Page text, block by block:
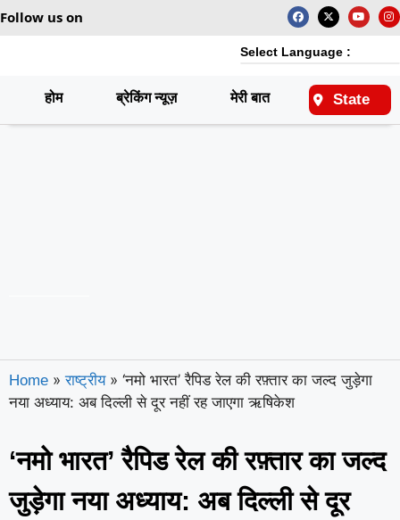
Follow us on
Select Language :
होम ब्रेकिंग न्यूज़ मेरी बात राष्ट्रीय
State
Home » राष्ट्रीय » ‘नमो भारत’ रैपिड रेल की रफ़्तार का जल्द जुड़ेगा
नया अध्याय: अब दिल्ली से दूर नहीं रह जाएगा ऋषिकेश
‘नमो भारत’ रैपिड रेल की रफ़्तार का जल्द
जुड़ेगा नया अध्याय: अब दिल्ली से दूर